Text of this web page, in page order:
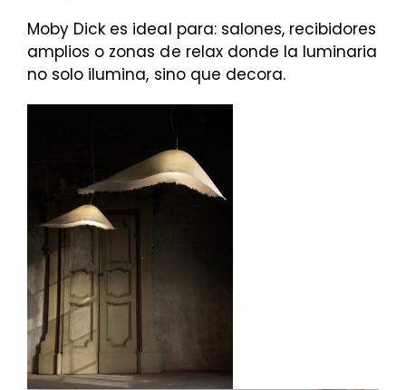
Moby Dick es ideal para: salones, recibidores
amplios o zonas de relax donde la luminaria
no solo ilumina, sino que decora.